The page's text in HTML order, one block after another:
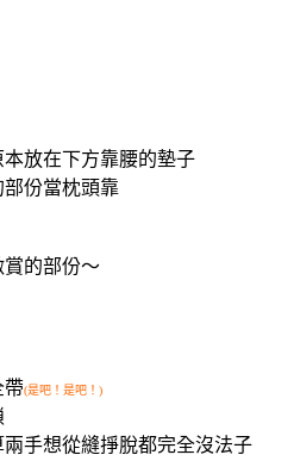
放在下方靠腰的墊子
份當枕頭靠
的部份～
帶(是吧！是吧！)
手想從縫掙脫都完全沒法子